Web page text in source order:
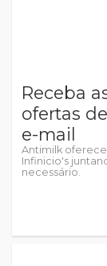
Receba
ofertas
e-mail
Antimilk
Infinicio's
necessário.